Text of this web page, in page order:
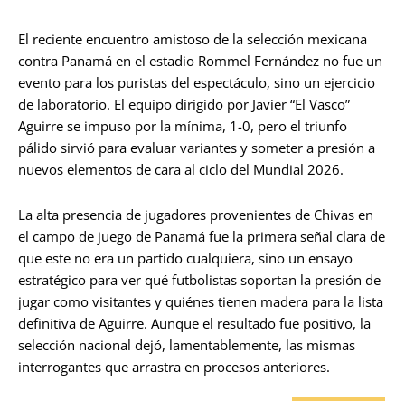
El reciente encuentro amistoso de la selección mexicana
contra Panamá en el estadio Rommel Fernández no fue un
evento para los puristas del espectáculo, sino un ejercicio
de laboratorio. El equipo dirigido por Javier “El Vasco”
Aguirre se impuso por la mínima, 1-0, pero el triunfo
pálido sirvió para evaluar variantes y someter a presión a
nuevos elementos de cara al ciclo del Mundial 2026.
La alta presencia de jugadores provenientes de Chivas en
el campo de juego de Panamá fue la primera señal clara de
que este no era un partido cualquiera, sino un ensayo
estratégico para ver qué futbolistas soportan la presión de
jugar como visitantes y quiénes tienen madera para la lista
definitiva de Aguirre. Aunque el resultado fue positivo, la
selección nacional dejó, lamentablemente, las mismas
interrogantes que arrastra en procesos anteriores.